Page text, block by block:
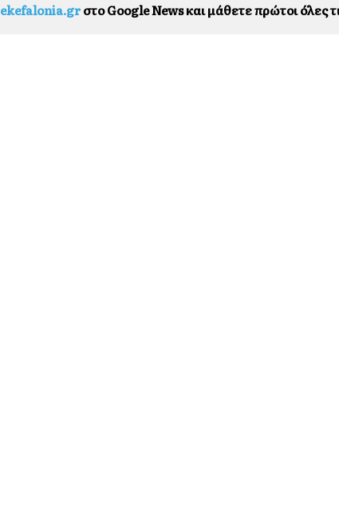
ekefalonia.grστο Google News και μάθετε πρώτοι όλες